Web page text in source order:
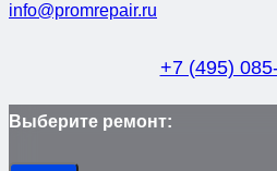
info@promrepair.ru
+7 (495)
Выберите ремонт: